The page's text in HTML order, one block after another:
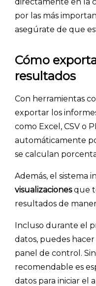
por las más
asegúrate de que
Cómo
resultados
Con herramientas
exportar los
como Excel, CSV o
automáticamente
se calculan
Además, el sistema
visualizacionesque
resultados de
Incluso durante el
datos, puedes
panel de control.
recomendable es
datos para iniciar el